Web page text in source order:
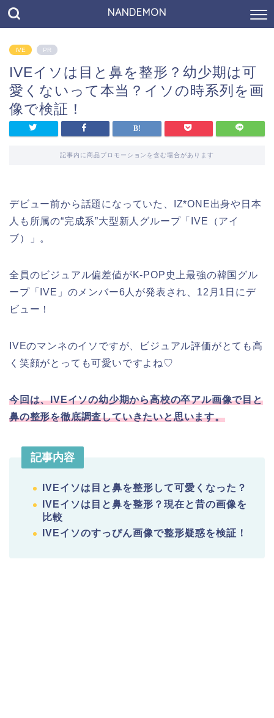
NANDEMON
IVE PR
IVEイソは目と鼻を整形？幼少期は可
愛くないって本当？イソの時系列を画
像で検証！
記事内に商品プロモーションを含む場合があります
デビュー前から話題になっていた、IZ*ONE出身や日本
人も所属の“完成系”大型新人グループ「
IVE （アイ
ブ）」。
全員のビジュアル偏差値がK-POP史上最強の韓国グル
ープ「
IVE 」のメンバー6人が発表され、12月1日にデ
ビュー！
IVEのマンネのイソですが、ビジュアル評価がとても高
く笑顔がとっても可愛いですよね♡
今回は、IVEイソの幼少期から高校の卒アル画像で目と
鼻の整形を徹底調査していきたいと思います。
記事内容
IVEイソは目と鼻を整形して可愛くなった？
IVEイソは目と鼻を整形？現在と昔の画像を
比較
IVEイソのすっぴん画像で整形疑惑を検証！